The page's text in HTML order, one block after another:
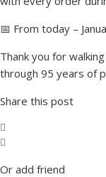
📅 From today –
Thank you for
through 95 years of
Share this post
Or add friend